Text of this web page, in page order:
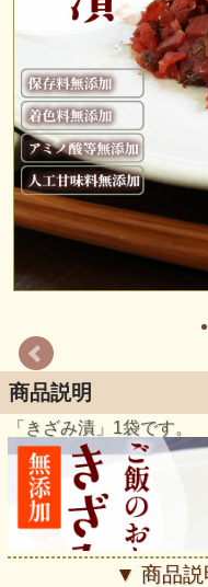
商品説明
「きざみ漬」1袋です。
▼ 商品